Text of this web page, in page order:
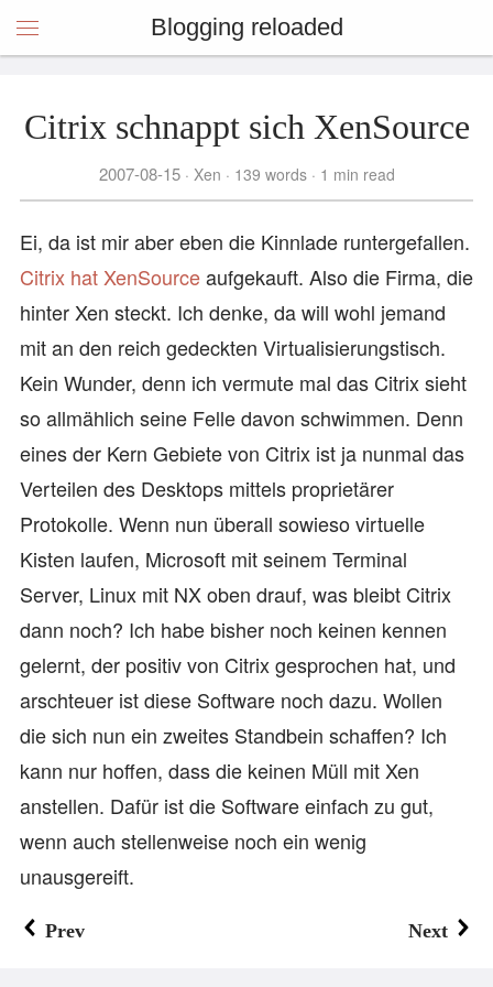
Blogging reloaded
Citrix schnappt sich XenSource
2007-08-15 Xen 139 words 1 min read
Ei, da ist mir aber eben die Kinnlade runtergefallen.
Citrix hat XenSourceaufgekauft. Also die Firma, die
hinter Xen steckt. Ich denke, da will wohl jemand
mit an den reich gedeckten Virtualisierungstisch.
Kein Wunder, denn ich vermute mal das Citrix sieht
so allmählich seine Felle davon schwimmen. Denn
eines der Kern Gebiete von Citrix ist ja nunmal das
Verteilen des Desktops mittels proprietärer
Protokolle. Wenn nun überall sowieso virtuelle
Kisten laufen, Microsoft mit seinem Terminal
Server, Linux mit NX oben drauf, was bleibt Citrix
dann noch? Ich habe bisher noch keinen kennen
gelernt, der positiv von Citrix gesprochen hat, und
arschteuer ist diese Software noch dazu. Wollen
die sich nun ein zweites Standbein schaffen? Ich
kann nur hoffen, dass die keinen Müll mit Xen
anstellen. Dafür ist die Software einfach zu gut,
wenn auch stellenweise noch ein wenig
unausgereift.
Prev Next